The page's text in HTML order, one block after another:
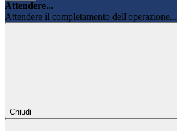
Attendere...
Attendere il completamento dell'operazione...
Chiudi